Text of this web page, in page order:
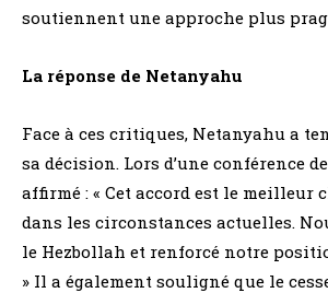
soutiennent une approche plus
La réponse de Netanyahu
Face à ces critiques, Netanyahu a
sa décision. Lors d’une conférence
affirmé : « Cet accord est le meilleur
dans les circonstances actuelles.
le Hezbollah et renforcé notre
» Il a également souligné que le